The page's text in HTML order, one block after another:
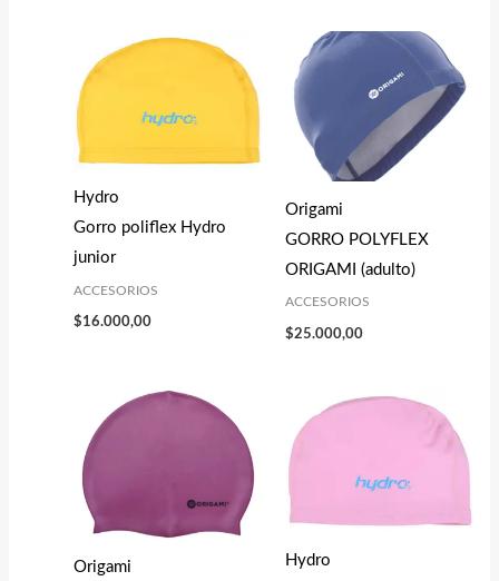
Hydro
Gorro poliflex Hydro
junior
ACCESORIOS
$16.000,00
Origami
GORRO POLYFLEX
ORIGAMI (adulto)
ACCESORIOS
$25.000,00
Origami
Hydro